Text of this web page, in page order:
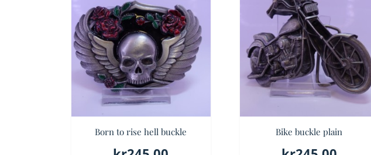
Born to rise hell buckle Bike buckle plain